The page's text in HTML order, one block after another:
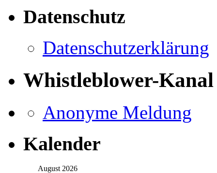
Datenschutz
Datenschutzerklärung
Whistleblower-Kanal
Anonyme Meldung
Kalender
August 2026